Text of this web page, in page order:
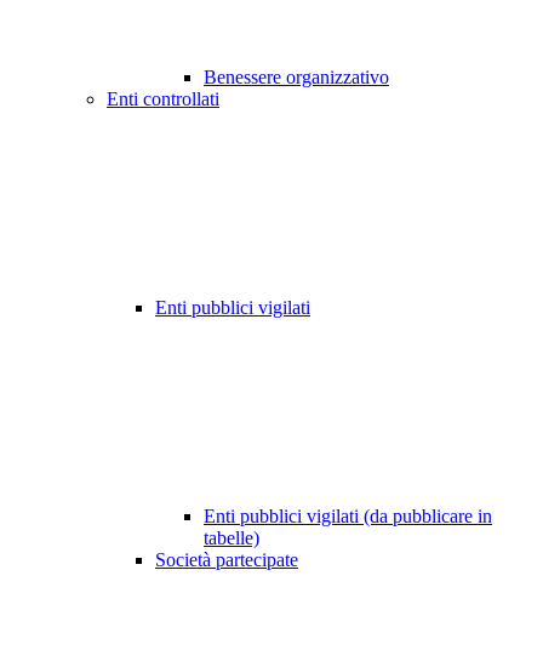
Benessere organizzativo
Enti controllati
Enti pubblici vigilati
Enti pubblici vigilati (da pubblicare in
tabelle)
Società partecipate